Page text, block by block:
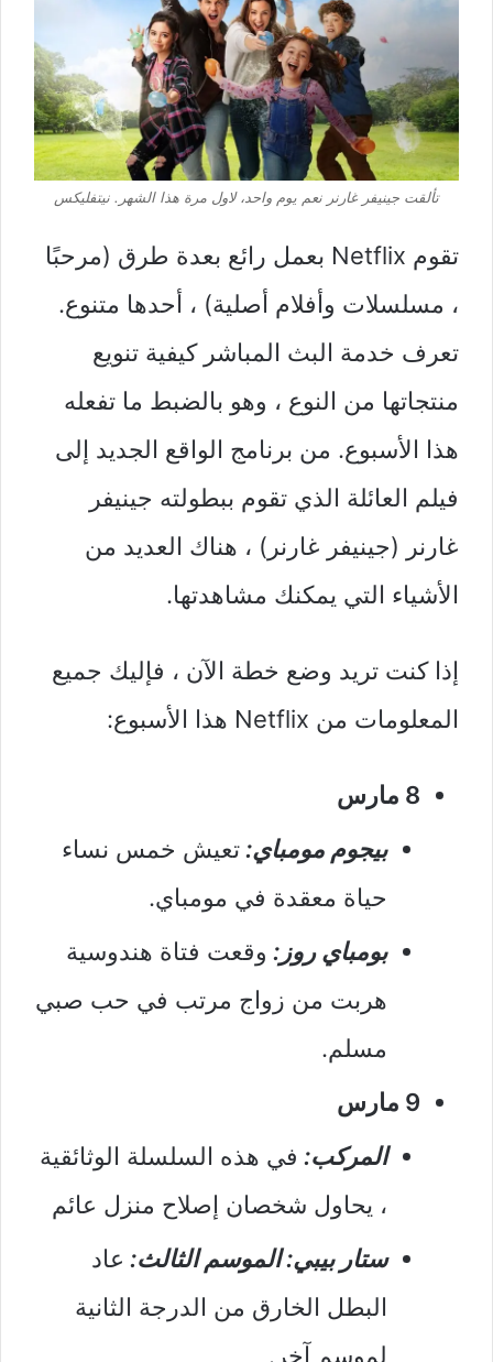
تألقت جينيفر غارنر نعم يوم واحد، لاول مرة هذا الشهر. نيتفليكس
تقوم Netflix بعمل رائع بعدة طرق (مرحبًا
، مسلسلات وأفلام أصلية) ، أحدها متنوع.
تعرف خدمة البث المباشر كيفية تنويع
منتجاتها من النوع ، وهو بالضبط ما تفعله
هذا الأسبوع. من برنامج الواقع الجديد إلى
فيلم العائلة الذي تقوم ببطولته جينيفر
غارنر (جينيفر غارنر) ، هناك العديد من
الأشياء التي يمكنك مشاهدتها.
إذا كنت تريد وضع خطة الآن ، فإليك جميع
المعلومات من Netflix هذا الأسبوع:
8 مارس
بيجوم مومباي:تعيش خمس نساء
حياة معقدة في مومباي.
بومباي روز: وقعت فتاة هندوسية
هربت من زواج مرتب في حب صبي
مسلم.
9 مارس
المركب: في هذه السلسلة الوثائقية
، يحاول شخصان إصلاح منزل عائم
ستار بيبي: الموسم الثالث: عاد
البطل الخارق من الدرجة الثانية
لموسم آخر.